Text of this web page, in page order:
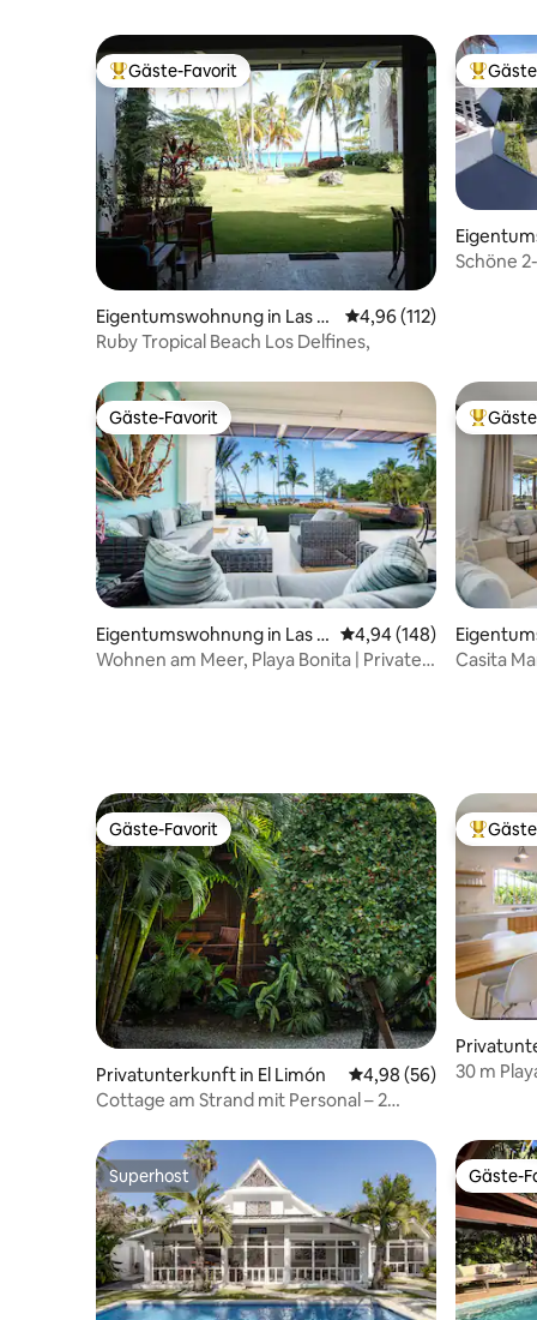
Beliebter Gäste-Favorit.
Gäste-Favorit
Eigentumswohnung in Las T
errenas
Durchschnittliche
4,96 (112)
Ruby Tropical Beach Los Delfines,
na
Schöne
Gäste-Favorit
Gäste-Favorit
Eigentumswohnung in Las T
errenas
Durchschnittliche
4,94 (148)
Wohnen am Meer, Playa Bonita | Private
enas
Casita
Gäste-Favorit
Gäste-Favorit
Privatunterkunft in El Limón Durchschnittliche
4,98 (56)
Cottage am Strand mit Personal – 2
nas
30 m
Superhost
Superhost Gäste-
Gäste-